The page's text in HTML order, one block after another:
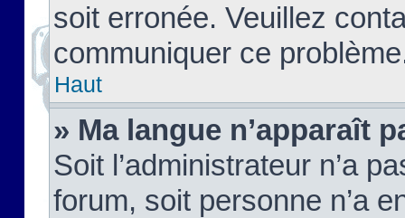
soit erronée. Veuillez
communiquer ce
Haut
» Ma langue n’apparaît
Soit l’administrateur n’a
forum, soit personne n’a